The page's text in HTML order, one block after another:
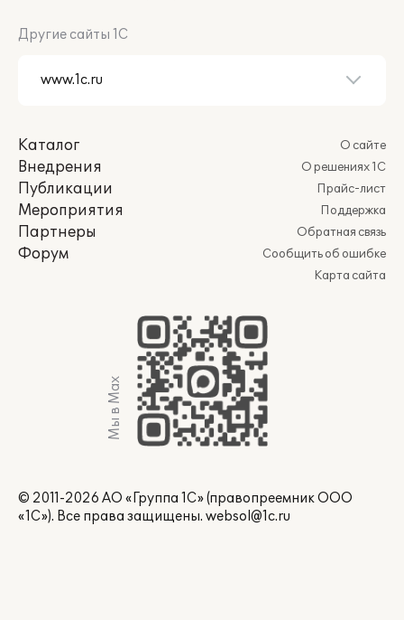
Другие сайты 1С
Каталог
Внедрения
Публикации
Мероприятия
Партнеры
Форум
О сайте
О решениях 1С
Прайс-лист
Поддержка
Обратная связь
Сообщить об ошибке
Карта сайта
Мы в Max
© 2011-2026 АО «Группа 1С» (правопреемник ООО
«1С»). Все права защищены. websol@1c.ru